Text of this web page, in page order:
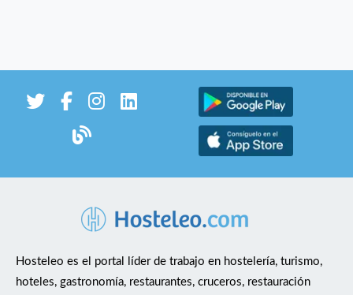
Hosteleo es el portal líder de trabajo en hostelería, turismo,
hoteles, gastronomía, restaurantes, cruceros, restauración